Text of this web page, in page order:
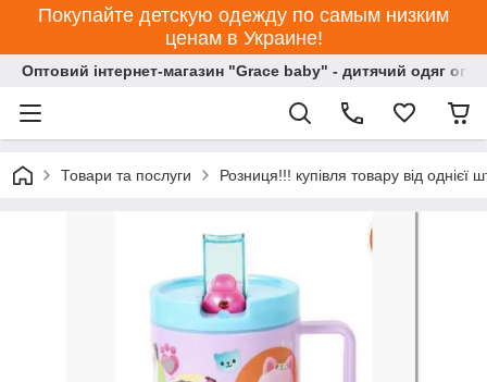
Покупайте детскую одежду по самым низким
ценам в Украине!
Оптовий інтернет-магазин "Grace baby" - дитячий одяг
Товари та послуги Розниця!!! купівля товару від однієї